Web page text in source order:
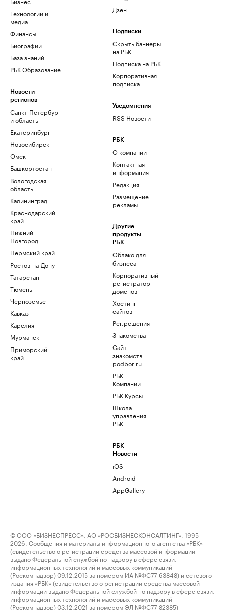
Технологии и
медиа
Финансы
Биографии
База знаний
РБК Образование
Новости
регионов
Санкт-Петербург
и область
Екатеринбург
Новосибирск
Омск
Башкортостан
Вологодская
область
Калининград
Краснодарский
край
Нижний
Новгород
Пермский край
Ростов-на-Дону
Татарстан
Тюмень
Черноземье
Кавказ
Карелия
Мурманск
Приморский
край
Дзен
Подписки
Скрыть баннеры
на РБК
Подписка на РБК
Корпоративная
подписка
Уведомления
RSS Новости
РБК
О компании
Контактная
информация
Редакция
Размещение
рекламы
Другие
продукты
РБК
Облако для
бизнеса
Корпоративный
регистратор
доменов
Хостинг
сайтов
Рег.решения
Знакомства
Сайт
знакомств
podbor.ru
РБК
Компании
РБК Курсы
Школа
управления
РБК
РБК
Новости
iOS
Android
AppGallery
© ООО «БИЗНЕСПРЕСС», АО «РОСБИЗНЕСКОНСАЛТИНГ», 1995–
2026. Сообщения и материалы информационного агентства «РБК»
(свидетельство о регистрации средства массовой информации
выдано Федеральной службой по надзору в сфере связи,
информационных технологий и массовых коммуникаций
(Роскомнадзор) 09.12.2015 за номером ИА №ФС77-63848) и сетевого
издания «РБК» (свидетельство о регистрации средства массовой
информации выдано Федеральной службой по надзору в сфере связи,
информационных технологий и массовых коммуникаций
(Роскомнадзор) 03.12.2021 за номером ЭЛ №ФС77-82385)